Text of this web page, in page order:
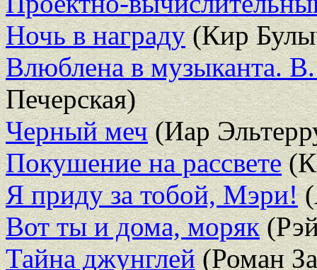
Ночь в награду(Кир
Влюблена в музыканта.
Печерская)
Черный меч(Иар
Покушение на рассвете
Я приду за тобой, Мэри!
Вот ты и дома, моряк
Тайна джунглей(Роман